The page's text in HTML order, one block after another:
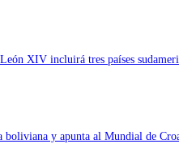
XIV incluirá tres países
boliviana y apunta al Mundial de